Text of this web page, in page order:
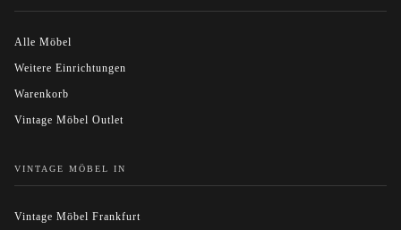
Alle Möbel
Weitere Einrichtungen
Warenkorb
Vintage Möbel Outlet
VINTAGE MÖBEL IN
Vintage Möbel Frankfurt